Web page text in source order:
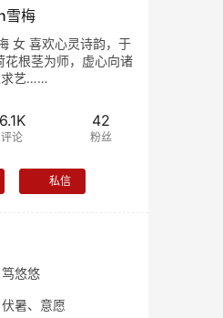
雪梅
女 喜欢心灵诗韵，于
花根茎为师，虚心向诸
求艺……
6.1K
评论
42
粉丝
私信
悠悠
暑、意愿